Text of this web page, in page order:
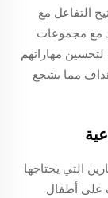
التفاعل مع
مع مجموعات
مهاراتهم
مما يشجع
التي يحتاجها
على أطفال